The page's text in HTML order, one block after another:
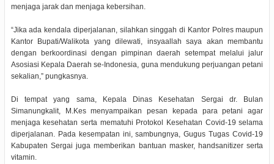
menjaga jarak dan menjaga kebersihan.
“Jika ada kendala diperjalanan, silahkan singgah di Kantor Polres maupun
Kantor Bupati/Walikota yang dilewati, insyaallah saya akan membantu
dengan berkoordinasi dengan pimpinan daerah setempat melalui jalur
Asosiasi Kepala Daerah se-Indonesia, guna mendukung perjuangan petani
sekalian,” pungkasnya.
Di tempat yang sama, Kepala Dinas Kesehatan Sergai dr. Bulan
Simanungkalit, M.Kes menyampaikan pesan kepada para petani agar
menjaga kesehatan serta mematuhi Protokol Kesehatan Covid-19 selama
diperjalanan. Pada kesempatan ini, sambungnya, Gugus Tugas Covid-19
Kabupaten Sergai juga memberikan bantuan masker, handsanitizer serta
vitamin.